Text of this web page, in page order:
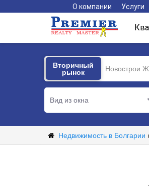
О компании Услуги
Вторичный
рынок
Новострои
Вторичный
рынок
Вид из окна
Недвижимость в Болгарии